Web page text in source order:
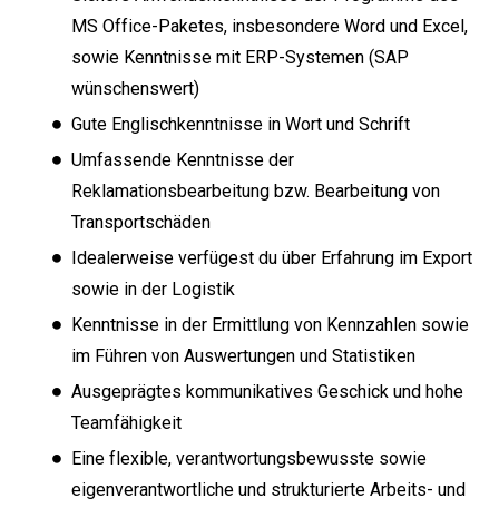
MS Office-Paketes, insbesondere Word und Excel,
sowie Kenntnisse mit ERP-Systemen (SAP
wünschenswert)
Gute Englischkenntnisse in Wort und Schrift
Umfassende Kenntnisse der
Reklamationsbearbeitung bzw. Bearbeitung von
Transportschäden
Idealerweise verfügest du über Erfahrung im Export
sowie in der Logistik
Kenntnisse in der Ermittlung von Kennzahlen sowie
im Führen von Auswertungen und Statistiken
Ausgeprägtes kommunikatives Geschick und hohe
Teamfähigkeit
Eine flexible, verantwortungsbewusste sowie
eigenverantwortliche und strukturierte Arbeits- und